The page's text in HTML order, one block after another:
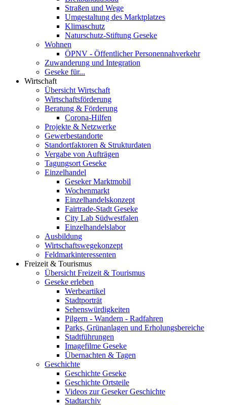
Straßen und Wege
Umgestaltung des Marktplatzes
Klimaschutz
Naturschutz-Stiftung Geseke
Wohnen
ÖPNV - Öffentlicher Personennahverkehr
Zuwanderung und Integration
Geseke für...
Wirtschaft
Übersicht Wirtschaft
Wirtschaftsförderung
Beratung & Förderung
Corona-Hilfen
Projekte & Netzwerke
Gewerbestandorte
Standortfaktoren & Strukturdaten
Vergabe von Aufträgen
Tagungsort Geseke
Einzelhandel
Geseker Marktmobil
Wochenmarkt
Einzelhandelskonzept
Fairtrade-Stadt Geseke
City Lab Südwestfalen
Einzelhandelslabor
Ausbildung
Wirtschaftswegekonzept
Feldmarkinteressenten
Freizeit & Tourismus
Übersicht Freizeit & Tourismus
Geseke erleben
Werbeartikel
Stadtporträt
Sehenswürdigkeiten
Pilgern - Wandern - Radfahren
Parks, Grünanlagen und Erholungsbereiche
Stadtführungen
Imagefilme Geseke
Übernachten & Tagen
Geschichte
Geschichte Geseke
Geschichte Ortsteile
Videos zur Geseker Geschichte
Stadtarchiv